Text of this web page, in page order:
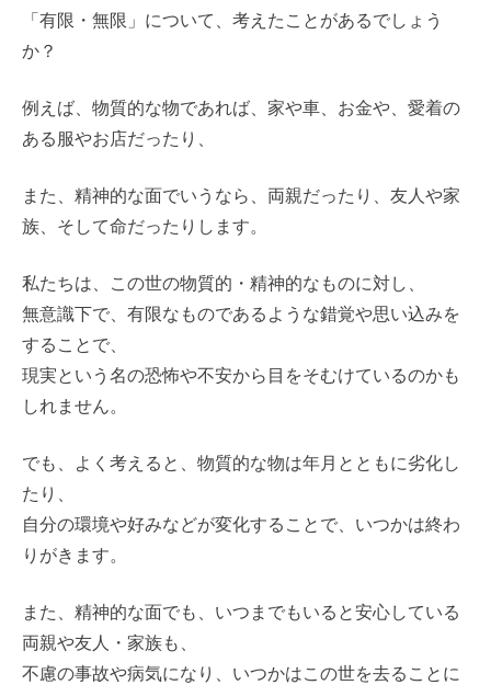
「有限・無限」について、考えたことがあるでしょう
か？
例えば、物質的な物であれば、家や車、お金や、愛着の
ある服やお店だったり、
また、精神的な面でいうなら、両親だったり、友人や家
族、そして命だったりします。
私たちは、この世の物質的・精神的なものに対し、
無意識下で、有限なものであるような錯覚や思い込みを
することで、
現実という名の恐怖や不安から目をそむけているのかも
しれません。
でも、よく考えると、物質的な物は年月とともに劣化し
たり、
自分の環境や好みなどが変化することで、いつかは終わ
りがきます。
また、精神的な面でも、いつまでもいると安心している
両親や友人・家族も、
不慮の事故や病気になり、いつかはこの世を去ることに